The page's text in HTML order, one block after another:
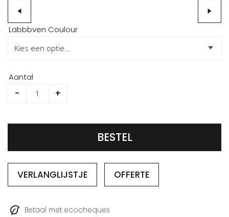
Ga
het
van
afbeeldingen-
Labbbven Coulour
Aantal
- +
BESTEL
VERLANGLIJSTJE OFFERTE
Betaal met ecocheques